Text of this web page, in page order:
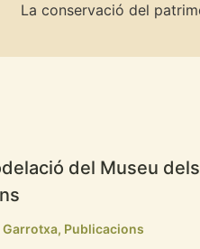
del Museu dels
, Publicacions